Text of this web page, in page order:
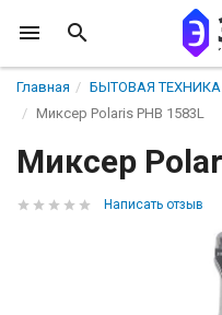
Главная БЫТОВАЯ ТЕХНИКА
Миксер Polaris PHB 1583L
Миксер
Написать отзыв